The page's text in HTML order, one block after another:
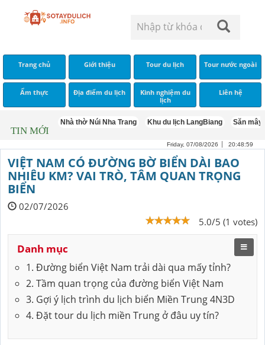
Trang chủ Giới thiệu Tour du lịch Tour nước ngoài
Ẩm thực Địa điểm du lịch
Kinh nghiệm du
lịch
Liên hệ
TIN MỚI
Nhà thờ Núi Nha Trang Khu du lịch LangBiang Săn mây Đà Lạt
Friday, 07/08/2026 20:49:00
VIỆT NAM CÓ ĐƯỜNG BỜ BIỂN DÀI BAO
NHIÊU KM? VAI TRÒ, TÂM QUAN TRỌNG
BIỂN
02/07/2026
5.0/5 (1 votes)
Danh mục
1. Đường biển Việt Nam trải dài qua mấy tỉnh?
2. Tầm quan trọng của đường biển Việt Nam
3. Gợi ý lịch trình du lịch biển Miền Trung 4N3D
4. Đặt tour du lịch miền Trung ở đâu uy tín?